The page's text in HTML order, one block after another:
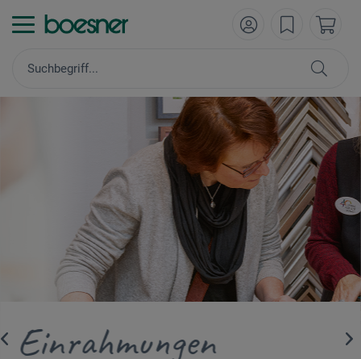
Einrahmungen